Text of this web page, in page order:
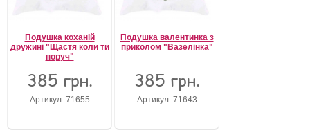
Подушка коханій
дружині "Щастя коли ти
поруч"
385 грн.
Артикул: 71655
Подушка валентинка з
приколом "Вазелінка"
385 грн.
Артикул: 71643